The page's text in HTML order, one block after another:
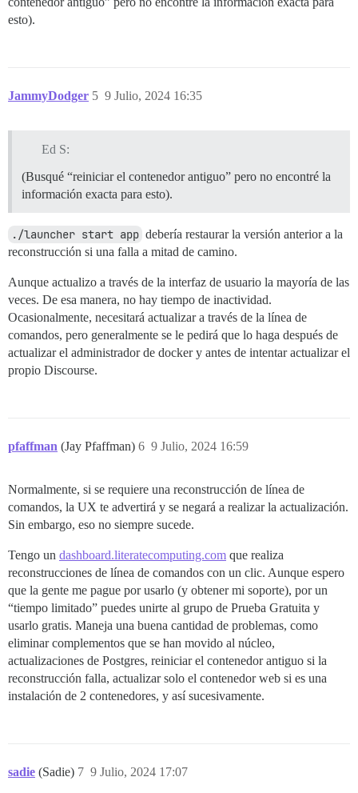
esto).
JammyDodger 9 Julio, 2024 16:35
5
Ed S:
(Busqué “reiniciar el contenedor antiguo” pero no encontré la
información exacta para esto).
./launcher start app debería restaurar la versión anterior a la
reconstrucción si una falla a mitad de camino.
Aunque actualizo a través de la interfaz de usuario la mayoría de las
veces. De esa manera, no hay tiempo de inactividad.
Ocasionalmente, necesitará actualizar a través de la línea de
comandos, pero generalmente se le pedirá que lo haga después de
actualizar el administrador de docker y antes de intentar actualizar el
propio Discourse.
pfaffman (Jay Pfaffman) 9 Julio, 2024 16:59
6
Normalmente, si se requiere una reconstrucción de línea de
comandos, la UX te advertirá y se negará a realizar la actualización.
Sin embargo, eso no siempre sucede.
Tengo un dashboard.literatecomputing.com que realiza
reconstrucciones de línea de comandos con un clic. Aunque espero
que la gente me pague por usarlo (y obtener mi soporte), por un
“tiempo limitado” puedes unirte al grupo de Prueba Gratuita y
usarlo gratis. Maneja una buena cantidad de problemas, como
eliminar complementos que se han movido al núcleo,
actualizaciones de Postgres, reiniciar el contenedor antiguo si la
reconstrucción falla, actualizar solo el contenedor web si es una
instalación de 2 contenedores, y así sucesivamente.
sadie (Sadie) 9 Julio, 2024 17:07
7